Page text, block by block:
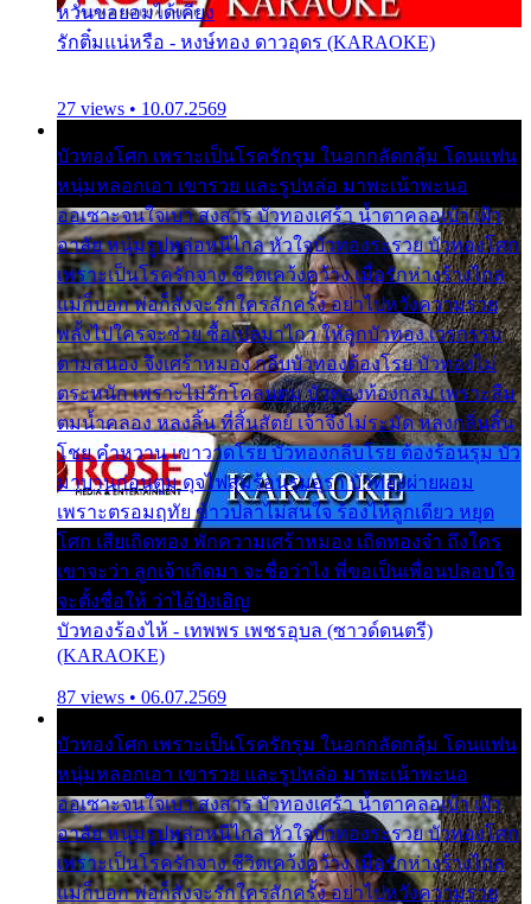
หวั่นขอยอมได้เคียง
รักติ๋มแน่หรือ - หงษ์ทอง ดาวอุดร (KARAOKE)
27 views • 10.07.2569
บัวทองโศก เพราะเป็นโรครักรุม ในอกกลัดกลุ้ม โดนแฟน
หนุ่มหลอกเอา เขารวย และรูปหล่อ มาพะเน้าพะนอ
ออเซาะจนใจเบา สงสาร บัวทองเศร้า น้ำตาคลอเบ้า เฝ้า
อาลัย หนุ่มรูปหล่อหนีไกล หัวใจบัวทองระรวย บัวทองโศก
เพราะเป็นโรครักจาง ชีวิตเคว้งคว้าง เมื่อรักห่างร้างไกล
แม่ก็บอก พ่อก็สั่งจะรักใครสักครั้ง อย่าไปหวังความรวย
พลั้งไปใครจะช่วย ซื้อเปลมาไกว ให้ลูกบัวทอง เวรกรรม
ตามสนอง จึงเศร้าหมอง กลีบบัวทองต้องโรย บัวทองไม่
ตระหนัก เพราะไม่รักโคลนตม บัวทองท้องกลม เพราะลืม
ตมน้ำคลอง หลงลิ้น ที่สิ้นสัตย์ เจ้าจึงไม่ระมัด หลงกลิ่นลิ้น
โชย คำหวาน เขาวาดโรย บัวทองกลีบโรย ต้องร้อนรุม บัว
มาบานก่อนตูม ดุจไฟสุมร้อนรุมอุรา บัวทองผ่ายผอม
เพราะตรอมฤทัย ข้าวปลาไม่สนใจ ร้องไห้ลูกเดียว หยุด
โศก เสียเถิดทอง พักความเศร้าหมอง เถิดทองจ๋า ถึงใคร
เขาจะว่า ลูกเจ้าเกิดมา จะชื่อว่าไง พี่ขอเป็นเพื่อนปลอบใจ
จะตั้งชื่อให้ ว่าไอ้บังเอิญ
บัวทองร้องไห้ - เทพพร เพชรอุบล (ซาวด์ดนตรี)
(KARAOKE)
87 views • 06.07.2569
บัวทองโศก เพราะเป็นโรครักรุม ในอกกลัดกลุ้ม โดนแฟน
หนุ่มหลอกเอา เขารวย และรูปหล่อ มาพะเน้าพะนอ
ออเซาะจนใจเบา สงสาร บัวทองเศร้า น้ำตาคลอเบ้า เฝ้า
อาลัย หนุ่มรูปหล่อหนีไกล หัวใจบัวทองระรวย บัวทองโศก
เพราะเป็นโรครักจาง ชีวิตเคว้งคว้าง เมื่อรักห่างร้างไกล
แม่ก็บอก พ่อก็สั่งจะรักใครสักครั้ง อย่าไปหวังความรวย